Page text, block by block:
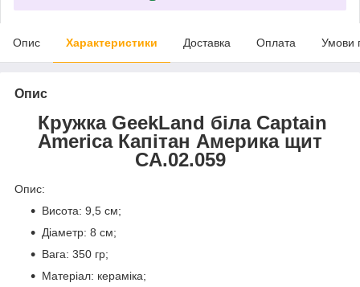
Опис Характеристики Доставка Оплата Умови
Опис
Кружка GeekLand біла Captain
America Капітан Америка щит
CA.02.059
Опис:
Висота: 9,5 см;
Діаметр: 8 см;
Вага: 350 гр;
Матеріал: кераміка;